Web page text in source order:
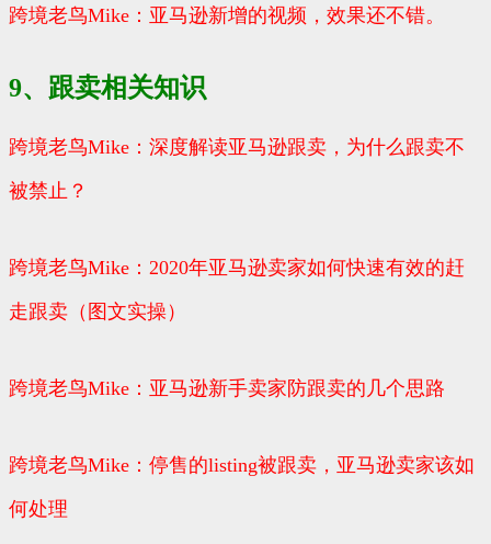
跨境老鸟Mike：亚马逊新增的视频，效果还不错。
9、跟卖相关知识
跨境老鸟Mike：深度解读亚马逊跟卖，为什么跟卖不
被禁止？
跨境老鸟Mike：2020年亚马逊卖家如何快速有效的赶
走跟卖（图文实操）
跨境老鸟Mike：亚马逊新手卖家防跟卖的几个思路
跨境老鸟Mike：停售的listing被跟卖，亚马逊卖家该如
何处理